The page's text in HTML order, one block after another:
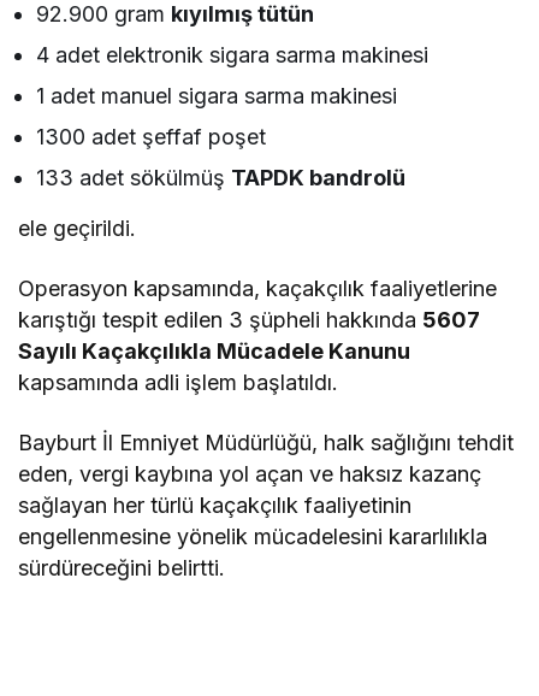
92.900 gram kıyılmış tütün
4 adet elektronik sigara sarma makinesi
1 adet manuel sigara sarma makinesi
1300 adet şeffaf poşet
133 adet sökülmüş TAPDK bandrolü
ele geçirildi.
Operasyon kapsamında, kaçakçılık faaliyetlerine
karıştığı tespit edilen 3 şüpheli hakkında 5607
Sayılı Kaçakçılıkla Mücadele Kanunu
kapsamında adli işlem başlatıldı.
Bayburt İl Emniyet Müdürlüğü, halk sağlığını tehdit
eden, vergi kaybına yol açan ve haksız kazanç
sağlayan her türlü kaçakçılık faaliyetinin
engellenmesine yönelik mücadelesini kararlılıkla
sürdüreceğini belirtti.